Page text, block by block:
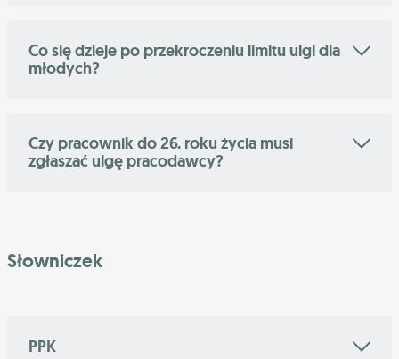
Co się dzieje po przekroczeniu limitu ulgi dla
młodych?
Czy pracownik do 26. roku życia musi
zgłaszać ulgę pracodawcy?
Słowniczek
PPK